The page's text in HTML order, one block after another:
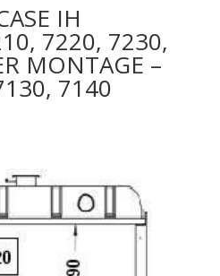
IH
7220, 7230,
MONTAGE –
7140